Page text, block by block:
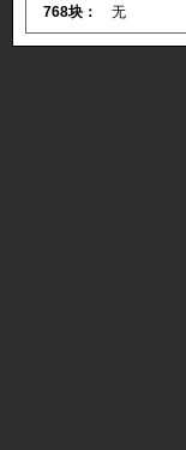
768块： 无